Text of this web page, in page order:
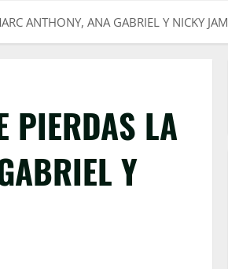
ANTHONY, ANA GABRIEL Y NICKY JAM
PIERDAS LA
Y